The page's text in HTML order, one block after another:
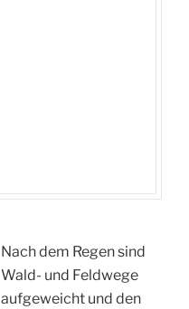
Nach dem Regen sind
Wald- und Feldwege
aufgeweicht und den